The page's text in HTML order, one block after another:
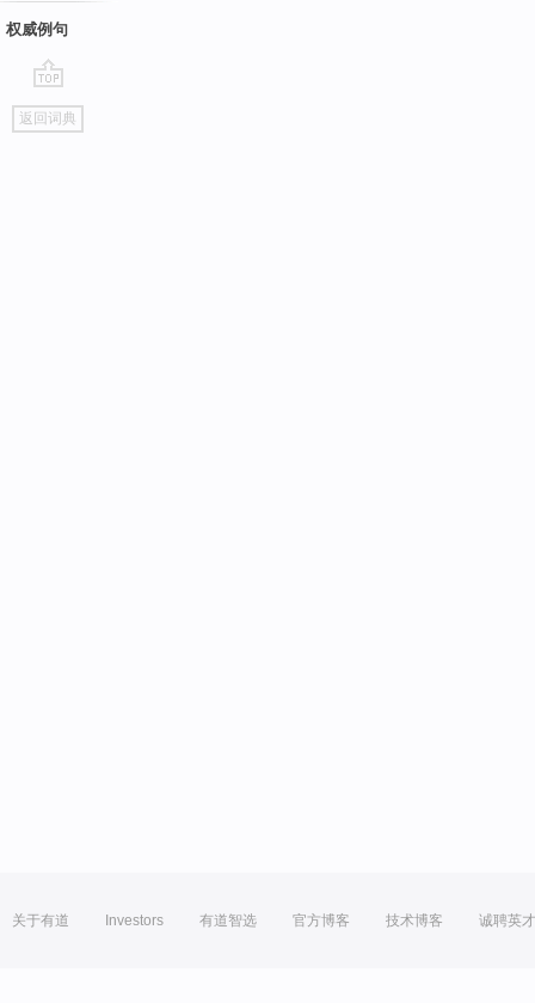
权威例句
go
top
返回词典
关于有道 Investors 有道智选 官方博客 技术博客 诚聘英才